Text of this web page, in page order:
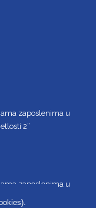
zaposlenima u
2“
zaposlenima u
2“